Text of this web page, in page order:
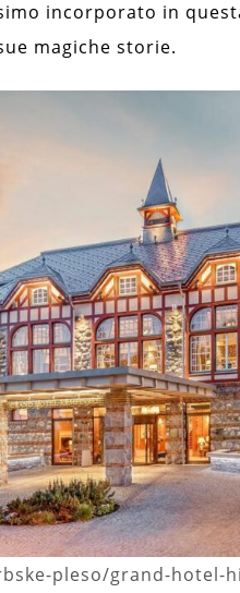
incorporato in
magiche storie.
pleso/grand-hotel-